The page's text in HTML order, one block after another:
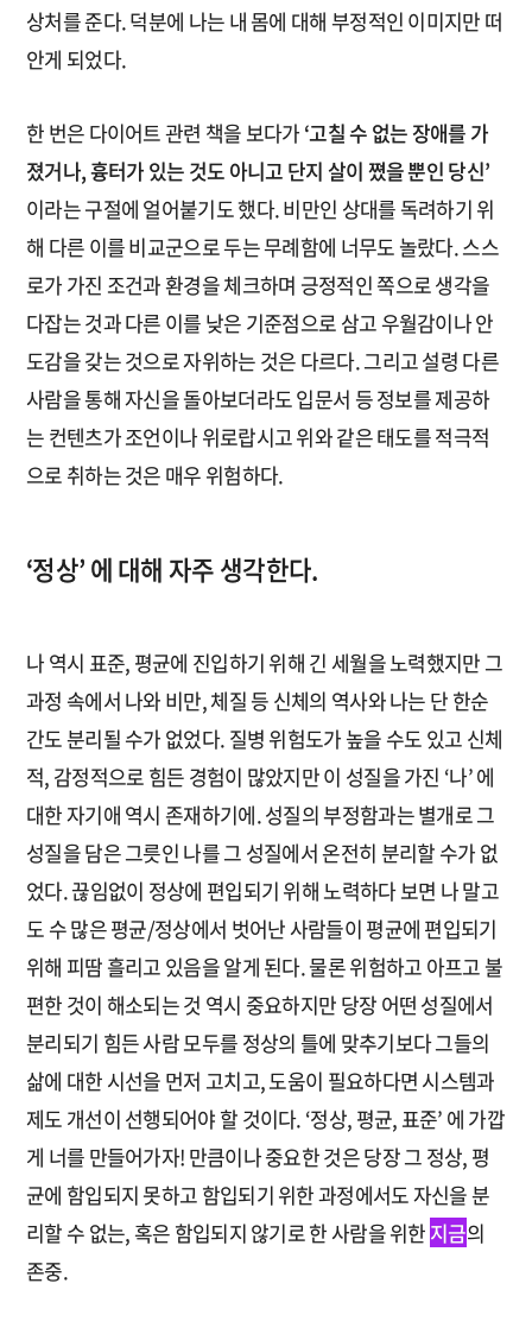
상처를 준다. 덕분에 나는 내 몸에 대해 부정적인 이미지만 떠
안게 되었다.
한 번은 다이어트 관련 책을 보다가 ‘고칠 수 없는 장애를 가
졌거나, 흉터가 있는 것도 아니고 단지 살이 쪘을 뿐인 당신’
이라는 구절에 얼어붙기도 했다. 비만인 상대를 독려하기 위
해 다른 이를 비교군으로 두는 무례함에 너무도 놀랐다. 스스
로가 가진 조건과 환경을 체크하며 긍정적인 쪽으로 생각을
다잡는 것과 다른 이를 낮은 기준점으로 삼고 우월감이나 안
도감을 갖는 것으로 자위하는 것은 다르다. 그리고 설령 다른
사람을 통해 자신을 돌아보더라도 입문서 등 정보를 제공하
는 컨텐츠가 조언이나 위로랍시고 위와 같은 태도를 적극적
으로 취하는 것은 매우 위험하다.
‘정상’ 에 대해 자주 생각한다.
나 역시 표준, 평균에 진입하기 위해 긴 세월을 노력했지만 그
과정 속에서 나와 비만, 체질 등 신체의 역사와 나는 단 한순
간도 분리될 수가 없었다. 질병 위험도가 높을 수도 있고 신체
적, 감정적으로 힘든 경험이 많았지만 이 성질을 가진 ‘나’ 에
대한 자기애 역시 존재하기에. 성질의 부정함과는 별개로 그
성질을 담은 그릇인 나를 그 성질에서 온전히 분리할 수가 없
었다. 끊임없이 정상에 편입되기 위해 노력하다 보면 나 말고
도 수 많은 평균/정상에서 벗어난 사람들이 평균에 편입되기
위해 피땀 흘리고 있음을 알게 된다. 물론 위험하고 아프고 불
편한 것이 해소되는 것 역시 중요하지만 당장 어떤 성질에서
분리되기 힘든 사람 모두를 정상의 틀에 맞추기보다 그들의
삶에 대한 시선을 먼저 고치고, 도움이 필요하다면 시스템과
제도 개선이 선행되어야 할 것이다. ‘정상, 평균, 표준’ 에 가깝
게 너를 만들어가자! 만큼이나 중요한 것은 당장 그 정상, 평
균에 함입되지 못하고 함입되기 위한 과정에서도 자신을 분
리할 수 없는, 혹은 함입되지 않기로 한 사람을 위한 지금의
존중.